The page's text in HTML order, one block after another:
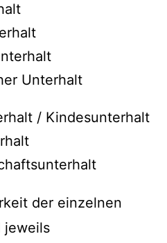
Unterhalt
/ Kindesunterhalt
der einzelnen
jeweils